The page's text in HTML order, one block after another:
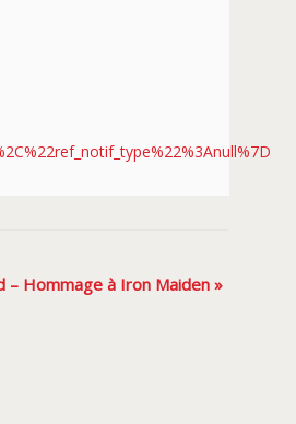
– Hommage à Iron Maiden»